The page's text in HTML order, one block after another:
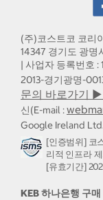
(주)코스트코 코리
14347 경기도 광명
| 사업자 등록번호 :
2013-경기광명-
문의 바로가기
신(E-mail :
Google Ireland
[인증범위] 코
리적 인프라
[유효기간]
KEB 하나은행 구